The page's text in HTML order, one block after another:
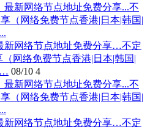
新网络节点地址免费分享…不定
网络免费节点香港|日本|韩国|
08/10 4
新网络节点地址免费分享…不定